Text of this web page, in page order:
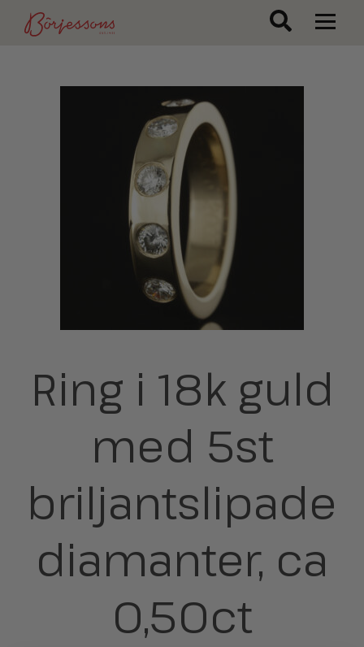
Ring i 18k guld
med 5st
briljantslipade
diamanter, ca
0,50ct